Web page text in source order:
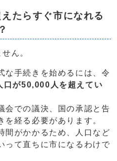
たらすぐ市になれる
ん。
な手続きを始めるには、令
口が50,000人を超えてい
会での議決、国の承認と告
を経る必要があります。
間がかかるため、人口など
って直ちに市になるわけで